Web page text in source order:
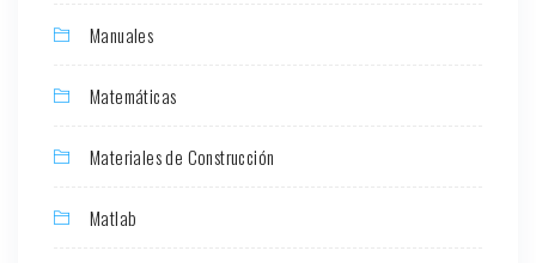
Manuales
Matemáticas
Materiales de Construcción
Matlab